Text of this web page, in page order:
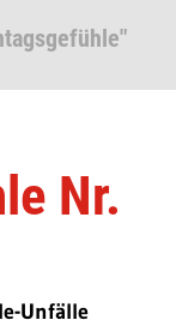
Nr.
Unfälle